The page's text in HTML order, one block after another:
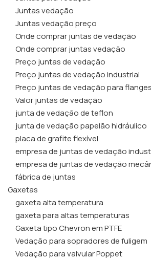
Juntas vedação
Juntas vedação preço
Onde comprar juntas de vedação
Onde comprar juntas vedação
Preço juntas de vedação
Preço juntas de vedação industrial
Preço juntas de vedação para flanges
Valor juntas de vedação
junta de vedação de teflon
junta de vedação papelão hidráulico
placa de grafite flexível
empresa de juntas de vedação
empresa de juntas de vedação
fábrica de juntas
Gaxetas
gaxeta alta temperatura
gaxeta para altas temperaturas
Gaxeta tipo Chevron em PTFE
Vedação para sopradores de fuligem
Vedação para valvular Poppet